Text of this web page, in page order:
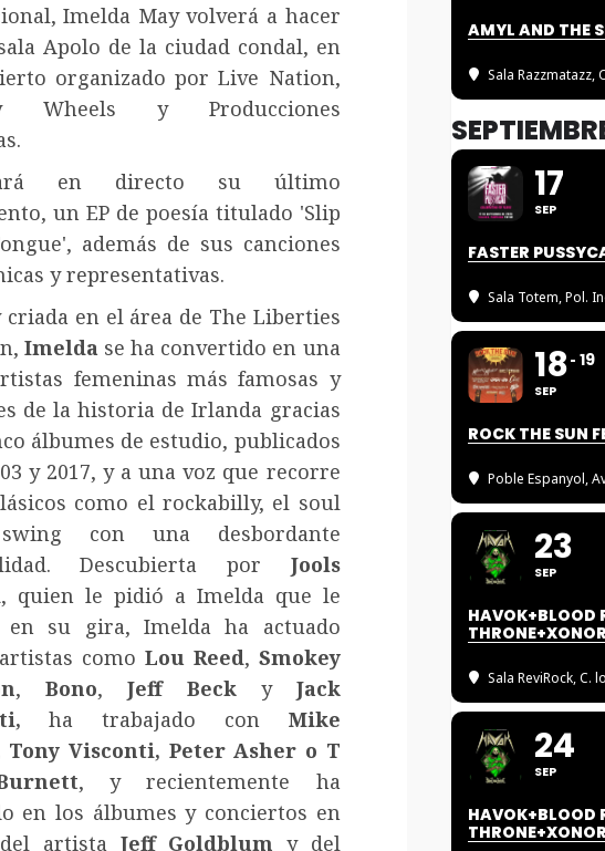
Imelda May volverá a hacer
Apolo de la ciudad condal, en
organizado por Live Nation,
Wheels y Producciones
en directo su último
un EP de poesía titulado 'Slip
además de sus canciones
y representativas.
criada en el área de The Liberties
Imelda se ha convertido en una
femeninas más famosas y
de la historia de Irlanda gracias
álbumes de estudio, publicados
y 2017, y a una voz que recorre
como el rockabilly, el soul
con una desbordante
Descubierta por Jools
, quien le pidió a Imelda que le
en su gira, Imelda ha actuado
como Lou Reed, Smokey
, Bono, Jeff Becky Jack
,ha trabajado con Mike
Tony Visconti, Peter Asher o T
, y recientemente ha
en los álbumes y conciertos en
artista Jeff Goldblum y del
AMYL AND THE
Sala Razzmatazz,
17
SEP
FASTER
Sala Totem, Pol.
18
SEP
19
ROCK THE SUN
Poble Espanyol,
23
SEP
HAVOK+BLOOD
Sala ReviRock, C.
24
SEP
HAVOK+BLOOD